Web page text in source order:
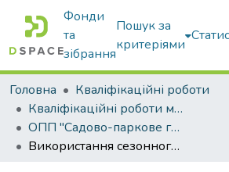
Фонди
та
зібрання
Пошук за
критеріями
Головна
Кваліфікаційні роботи
Кваліфікаційні роботи магістрів
ОПП "Садово-паркове господарство"
Використання сезонного колориту насаджень в композиції парку «Перемога» м. Бровари, Київської обл.